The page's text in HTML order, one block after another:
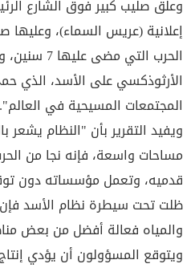
وعلق صليب كبير فوق الشارع
إعلانية (عريس السماء)،
الحرب
الأرثوذكسي على الأسد، الذي
المجتمعات المسيحية في العالم".
ويفيد التقرير بأن "النظام
مساحات واسعة، فإنه نجا من
قدميه، وتعمل مؤسساته دون
ظلت تحت سيطرة نظام الأسد فإن
والمياه فعالة أفضل من بعض
ويتوقع المسؤولون أن يؤدي